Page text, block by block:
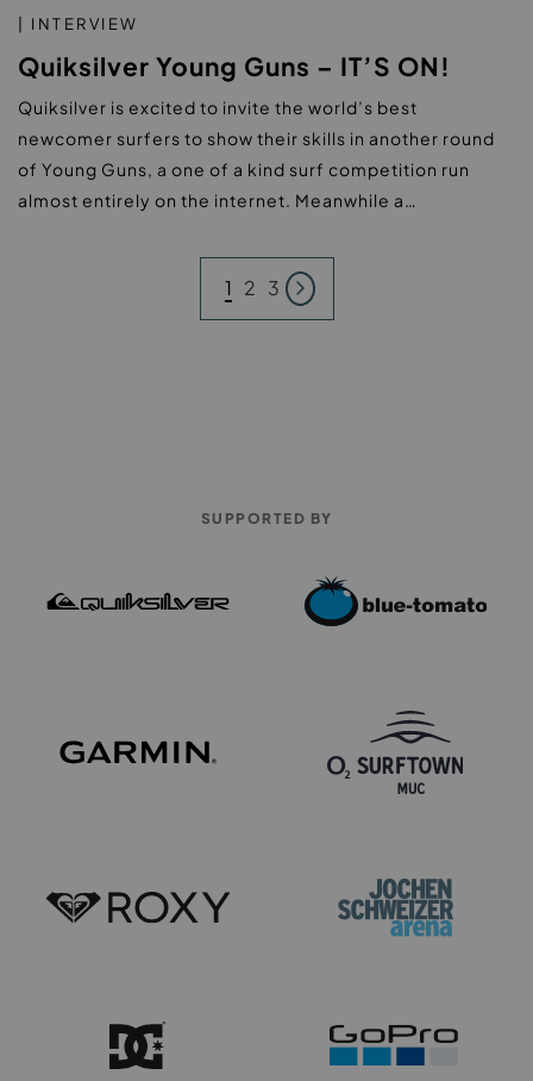
| INTERVIEW
Quiksilver Young Guns – IT’S ON!
Quiksilver is excited to invite the world’s best
newcomer surfers to show their skills in another round
of Young Guns, a one of a kind surf competition run
almost entirely on the internet. Meanwhile a…
1 2 3
SUPPORTED BY